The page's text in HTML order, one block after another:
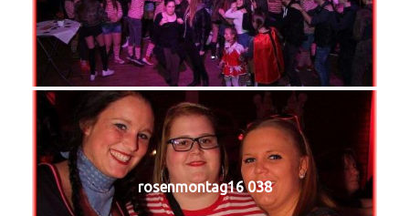
rosenmontag16 038